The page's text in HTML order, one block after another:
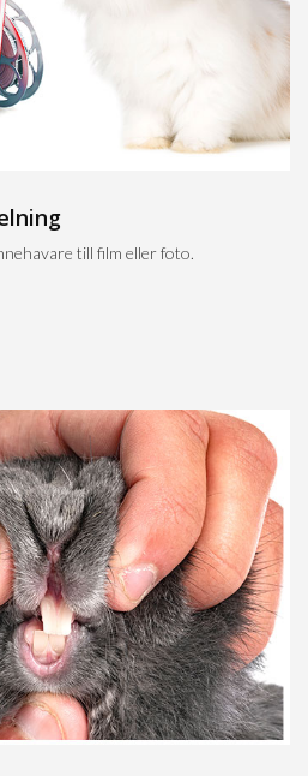
till film eller foto.